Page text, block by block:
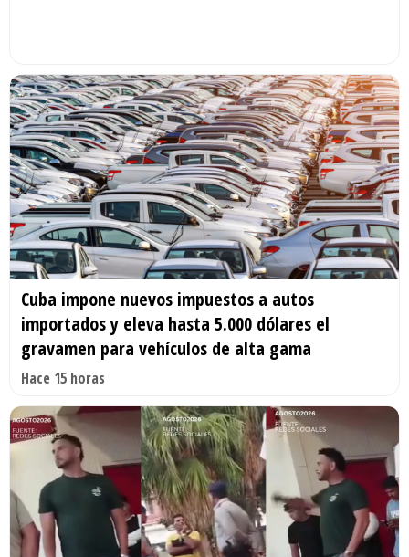
Cuba impone nuevos impuestos a autos
importados y eleva hasta 5.000 dólares el
gravamen para vehículos de alta gama
Hace 15 horas